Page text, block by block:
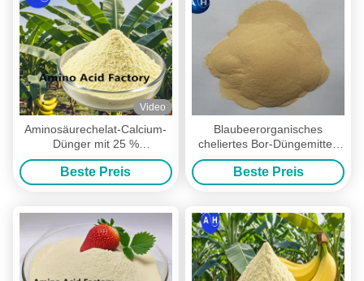
Video
Aminosäurechelat-Calcium-
Dünger mit 25 %
Gesamtaminosäuren und
100 % Wasserlöslichkeit für
Bananenplantagen zur
Fruchtbildung und des
Nährstofftransports
Beste Preis
Blaubeerorganisches
cheliertes Bor-Düngemittel,
chelierter Kalkdünger
Beste Preis